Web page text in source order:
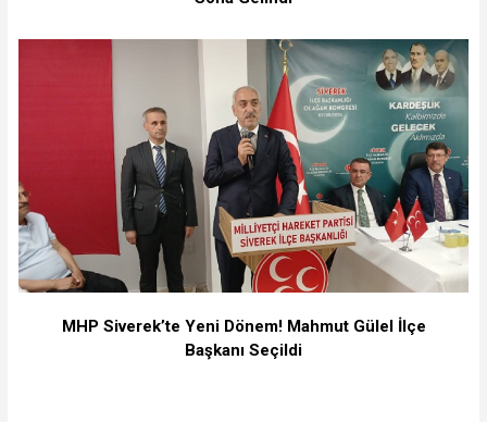
MHP Siverek’te Yeni Dönem! Mahmut Gülel İlçe
Başkanı Seçildi